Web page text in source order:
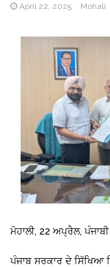
April 22, 2025 Mohali
ਮੋਹਾਲੀ, 22 ਅਪ੍ਰੈਲ,
ਪੰਜਾਬ ਸਰਕਾਰ ਦੇ ਸਿੱਖਿਆ